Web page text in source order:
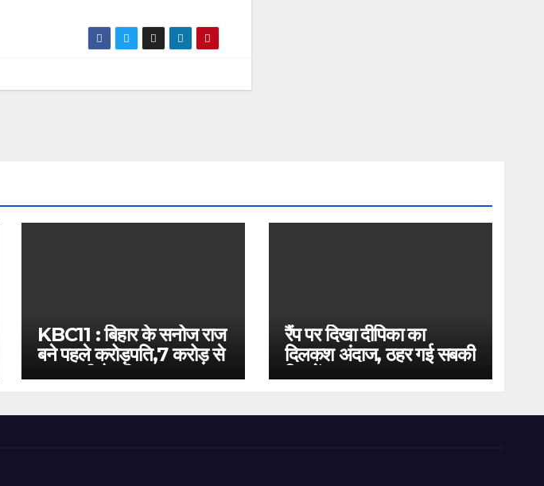
KBC11 : बिहार के सनोज राज
बने पहले करोड़पति,7 करोड़ से
बस इतनी है दूरी
रैंप पर दिखा दीपिका का
दिलकश अंदाज, ठहर गई सबकी
निगाहें